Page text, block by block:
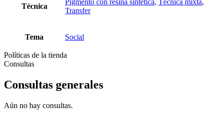
Técnica
Pigmento con resina sintética, Técnica mixta,
Transfer
Tema Social
Políticas de la tienda
Consultas
Consultas generales
Aún no hay consultas.